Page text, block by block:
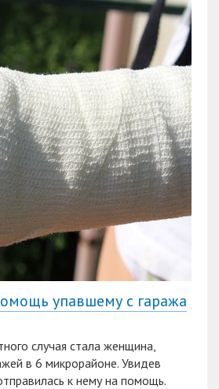
упавшему с гаража
случая стала женщина,
в 6 микрорайоне. Увидев
к нему на помощь.